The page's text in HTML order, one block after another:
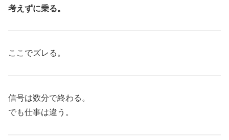
考えずに乗る。
ここでズレる。
信号は数分で終わる。
でも仕事は違う。